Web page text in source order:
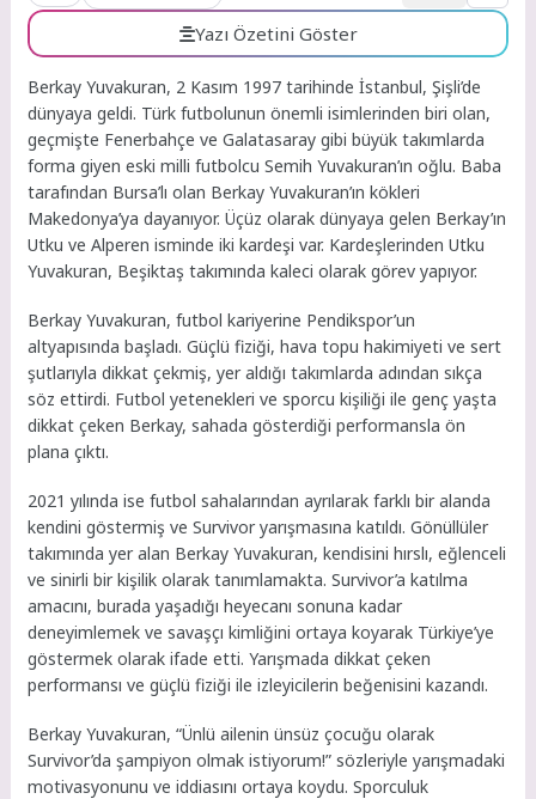
Yazı Özetini Göster
Berkay Yuvakuran, 2 Kasım 1997 tarihinde İstanbul, Şişli’de
dünyaya geldi. Türk futbolunun önemli isimlerinden biri olan,
geçmişte Fenerbahçe ve Galatasaray gibi büyük takımlarda
forma giyen eski milli futbolcu Semih Yuvakuran’ın oğlu. Baba
tarafından Bursa’lı olan Berkay Yuvakuran’ın kökleri
Makedonya’ya dayanıyor. Üçüz olarak dünyaya gelen Berkay’ın
Utku ve Alperen isminde iki kardeşi var. Kardeşlerinden Utku
Yuvakuran, Beşiktaş takımında kaleci olarak görev yapıyor.
Berkay Yuvakuran, futbol kariyerine Pendikspor’un
altyapısında başladı. Güçlü fiziği, hava topu hakimiyeti ve sert
şutlarıyla dikkat çekmiş, yer aldığı takımlarda adından sıkça
söz ettirdi. Futbol yetenekleri ve sporcu kişiliği ile genç yaşta
dikkat çeken Berkay, sahada gösterdiği performansla ön
plana çıktı.
2021 yılında ise futbol sahalarından ayrılarak farklı bir alanda
kendini göstermiş ve Survivor yarışmasına katıldı. Gönüllüler
takımında yer alan Berkay Yuvakuran, kendisini hırslı, eğlenceli
ve sinirli bir kişilik olarak tanımlamakta. Survivor’a katılma
amacını, burada yaşadığı heyecanı sonuna kadar
deneyimlemek ve savaşçı kimliğini ortaya koyarak Türkiye’ye
göstermek olarak ifade etti. Yarışmada dikkat çeken
performansı ve güçlü fiziği ile izleyicilerin beğenisini kazandı.
Berkay Yuvakuran, “Ünlü ailenin ünsüz çocuğu olarak
Survivor’da şampiyon olmak istiyorum!” sözleriyle yarışmadaki
motivasyonunu ve iddiasını ortaya koydu. Sporculuk